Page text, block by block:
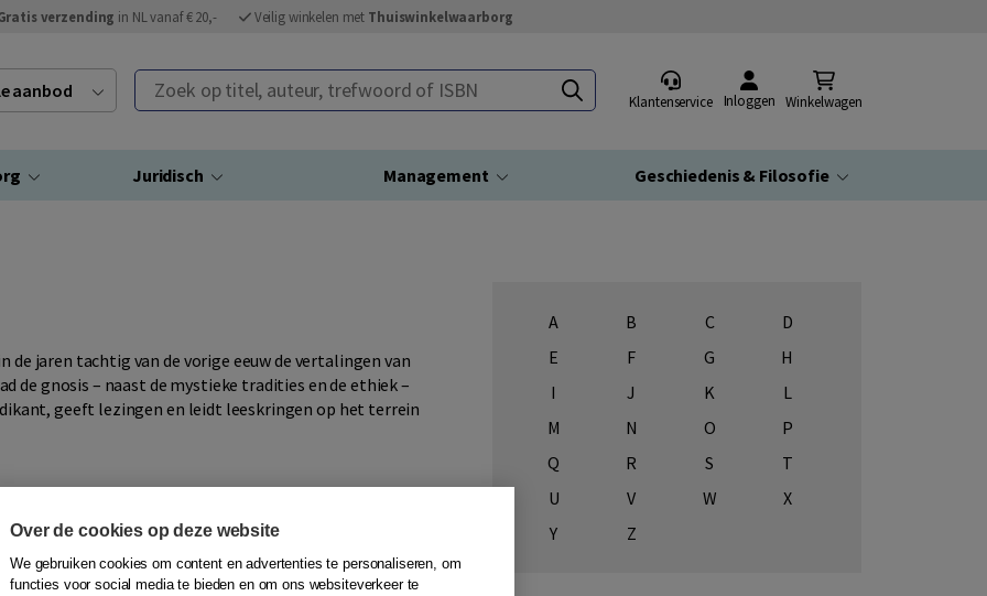
verzending in NL vanaf € 20,- Veilig winkelen met Thuiswinkelwaarborg
aanbod Zoek op titel, auteur, trefwoord of ISBN
Klantenservice Inloggen Winkelwagen
Juridisch Management Geschiedenis & Filosofie
jaren tachtig van de vorige eeuw de vertalingen van
de gnosis – naast de mystieke tradities en de ethiek –
geeft lezingen en leidt leeskringen op het terrein
A B C
D
E
F G
H
I
J K
L
M
N O
P
Q
R S
T
U
V W
X
Y
Z
Over de cookies op deze website
We gebruiken cookies om content en advertenties te personaliseren, om
functies voor social media te bieden en om ons websiteverkeer te